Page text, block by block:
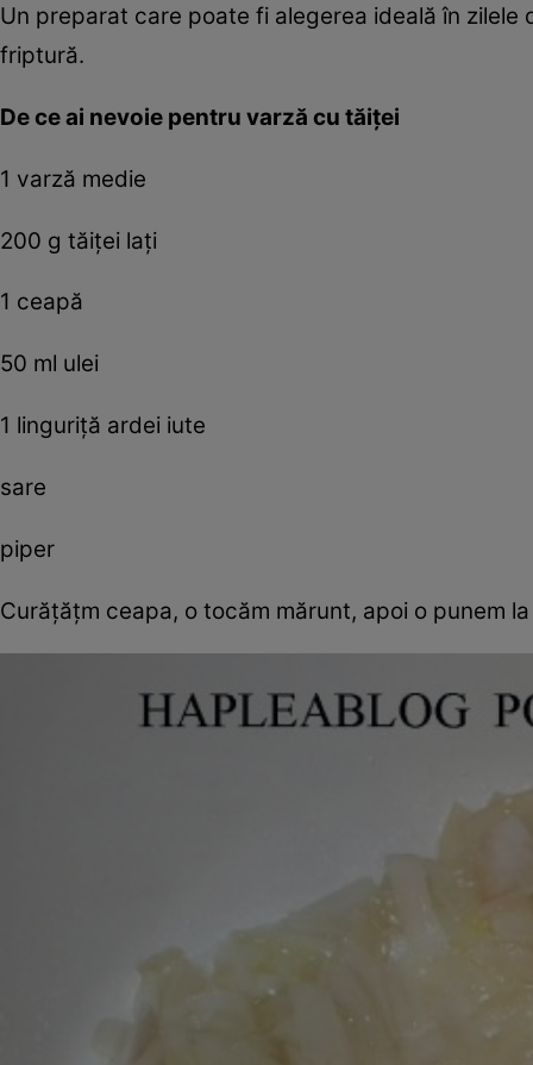
Un preparat care poate fi alegerea ideală în
friptură.
De ce ai nevoie pentru varză cu tăiţei
1 varză medie
200 g tăiţei laţi
1 ceapă
50 ml ulei
1 linguriţă ardei iute
sare
piper
Curăţăţm ceapa, o tocăm mărunt, apoi o punem